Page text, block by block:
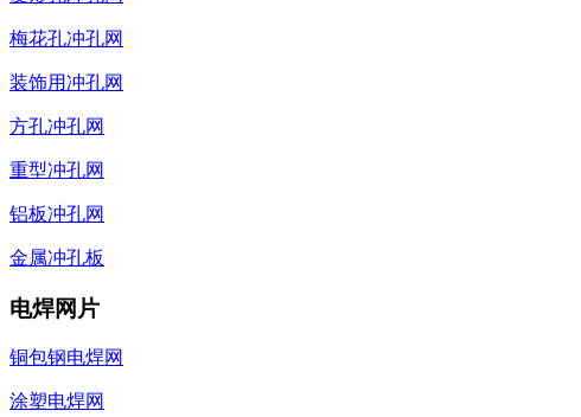
梅花孔冲孔网
装饰用冲孔网
方孔冲孔网
重型冲孔网
铝板冲孔网
金属冲孔板
电焊网片
铜包钢电焊网
涂塑电焊网